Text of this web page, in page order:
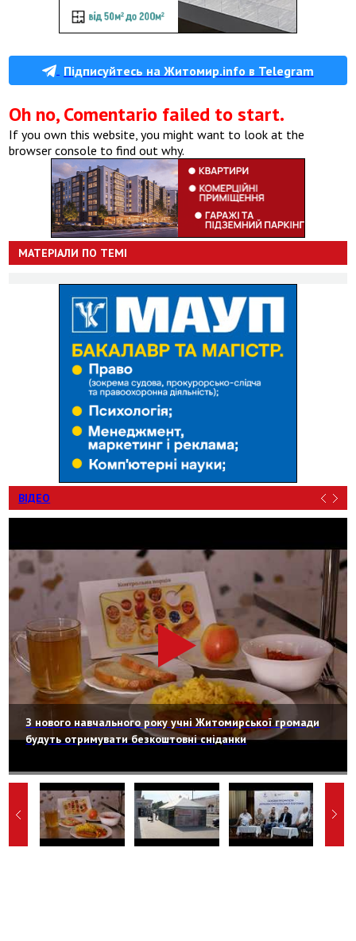
Підписуйтесь на Житомир.info в Telegram
Oh no, Comentario failed to start.
If you own this website, you might want to look at the
browser console to find out why.
МАТЕРІАЛИ ПО ТЕМІ
ВІДЕО
З нового навчального року учні Житомирської громади
будуть отримувати безкоштовні сніданки